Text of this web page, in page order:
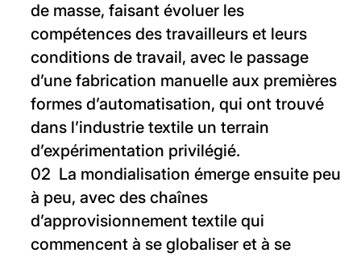
de masse, faisant évoluer les
compétences des travailleurs et leurs
conditions de travail, avec le passage
d’une fabrication manuelle aux premières
formes d’automatisation, qui ont trouvé
dans l’industrie textile un terrain
d’expérimentation privilégié.
La mondialisation émerge ensuite peu
à peu, avec des chaînes
d’approvisionnement textile qui
commencent à se globaliser et à se